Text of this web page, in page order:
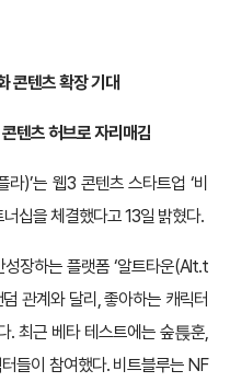
콘텐츠 확장 기대
텐츠 허브로 자리매김
)’는 웹3 콘텐츠 스타트업 ‘비
십을 체결했다고 13일 밝혔다.
장하는 플랫폼 ‘알트타운(Alt.t
관계와 달리, 좋아하는 캐릭터
. 최근 베타 테스트에는 숲튽훈,
들이 참여했다. 비트블루는 NF